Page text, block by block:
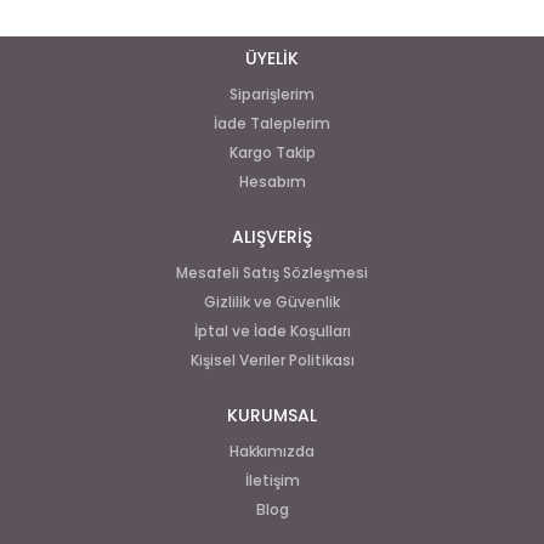
ÜYELİK
Siparişlerim
İade Taleplerim
Kargo Takip
Hesabım
ALIŞVERİŞ
Mesafeli Satış Sözleşmesi
Gizlilik ve Güvenlik
İptal ve İade Koşulları
Kişisel Veriler Politikası
KURUMSAL
Hakkımızda
İletişim
Blog